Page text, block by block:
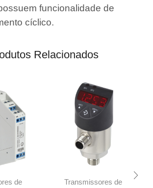
funcionalidade de
cíclico.
Relacionados
de
Transmissores de